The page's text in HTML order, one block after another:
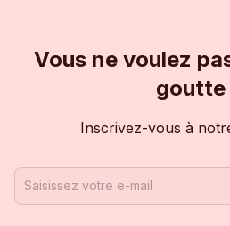
Vous ne voulez
goutte
Inscrivez-vous à